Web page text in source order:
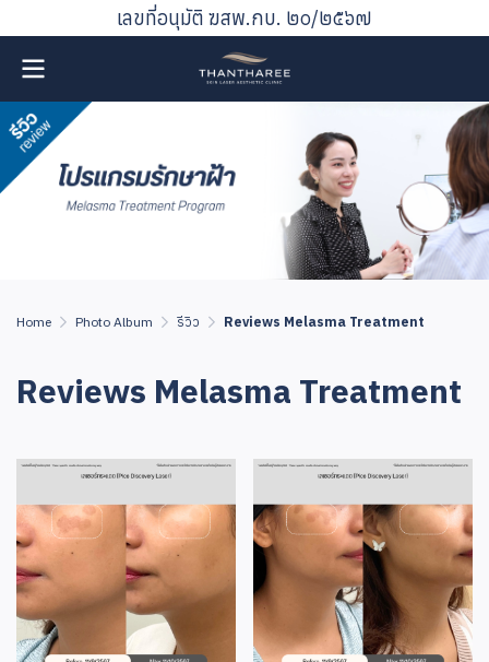
เลขที่อนุมัติ ฆสพ.กบ. ๒๐/๒๕๖๗
Home Photo Album รีวิว Reviews Melasma Treatment
Reviews Melasma Treatment